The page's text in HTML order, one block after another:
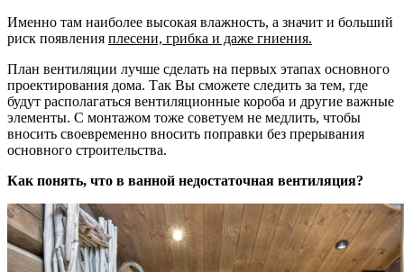
Именно там наиболее высокая влажность, а значит и больший
риск появления плесени, грибка и даже гниения.
План вентиляции лучше сделать на первых этапах основного
проектирования дома. Так Вы сможете следить за тем, где
будут располагаться вентиляционные короба и другие важные
элементы. С монтажом тоже советуем не медлить, чтобы
вносить своевременно вносить поправки без прерывания
основного строительства.
Как понять, что в ванной недостаточная вентиляция?